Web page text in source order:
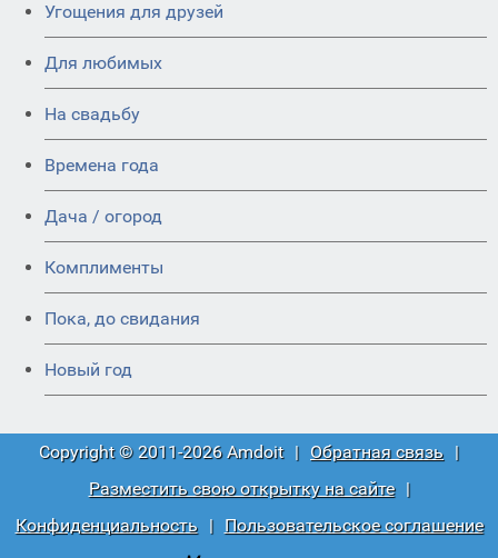
Угощения для друзей
Для любимых
На свадьбу
Времена года
Дача / огород
Комплименты
Пока, до свидания
Новый год
Copyright © 2011-2026 Amdoit | Обратная связь |
Разместить свою открытку на сайте
|
Конфиденциальность
|
Пользовательское соглашение